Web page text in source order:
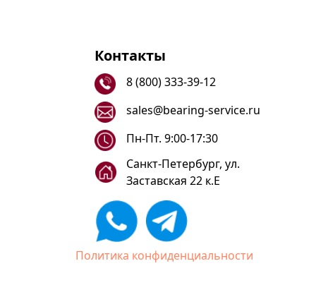
Контакты
8 (800) 333-39-12
sales@bearing-service.ru
Санкт-Петербург, ул.
Заставская 22 к.Е
Пн-Пт. 9:00-17:30
Политика конфиденциальности